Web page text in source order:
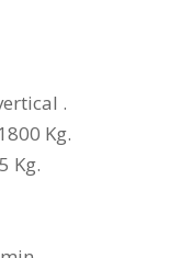
.
Kg.
Kg.